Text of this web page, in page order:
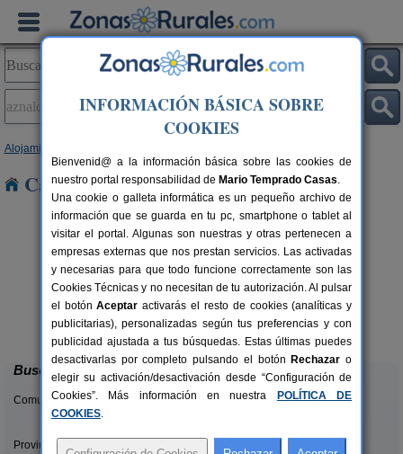
Alojamientos
Casas Rurales en Aznalcázar
36+6 pers.
desde16 €
Casas Rurales La Colina
Las Navas de La Concepción (Sevilla)
Buscar
Comunidades:
Provincias/Islas:
INFORMACIÓN BÁSICA SOBRE
COOKIES
Bienvenid@ a la información básica sobre las cookies de
nuestro portal responsabilidad de Mario Temprado Casas.
Una cookie o galleta informática es un pequeño archivo de
información que se guarda en tu pc, smartphone o tablet al
visitar el portal. Algunas son nuestras y otras pertenecen a
empresas externas que nos prestan servicios. Las activadas
y necesarias para que todo funcione correctamente son las
Cookies Técnicas y no necesitan de tu autorización. Al pulsar
el botónAceptar activarás el resto de cookies (analíticas y
publicitarias), personalizadas según tus preferencias y con
publicidad ajustada a tus búsquedas. Estas últimas puedes
desactivarlas por completo pulsando el botón Rechazar o
elegir su activación/desactivación desde “Configuración de
Cookies”. Más información en nuestra
POLÍTICA DE
COOKIES.